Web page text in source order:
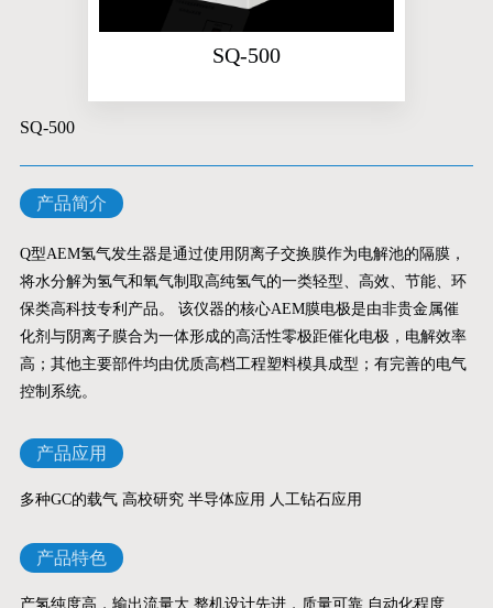
SQ-500
SQ-500
产品简介
Q型AEM氢气发生器是通过使用阴离子交换膜作为电解池的隔膜，
将水分解为氢气和氧气制取高纯氢气的一类轻型、高效、节能、环
保类高科技专利产品。 该仪器的核心AEM膜电极是由非贵金属催
化剂与阴离子膜合为一体形成的高活性零极距催化电极，电解效率
高；其他主要部件均由优质高档工程塑料模具成型；有完善的电气
控制系统。
产品应用
多种GC的载气 高校研究 半导体应用 人工钻石应用
产品特色
产氢纯度高，输出流量大 整机设计先进，质量可靠 自动化程度